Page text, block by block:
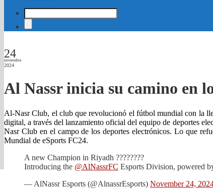
24
noviembre
2024
Al Nassr inicia su camino en
Al-Nasr Club, el club que revolucionó el fútbol mundial con la
digital, a través del lanzamiento oficial del equipo de deportes
Nasr Club en el campo de los deportes electrónicos. Lo que
Mundial de eSports FC24.
A new Champion in Riyadh ????????
Introducing the @AlNassrFC Esports Division, powered
— AlNassr Esports (@AlnassrEsports) November 24,